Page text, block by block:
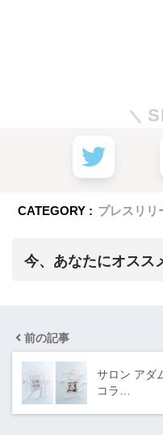
CATEGORY : プレスリリ
今、あなたにオスス
前の記事
サロン アダ
コラ…